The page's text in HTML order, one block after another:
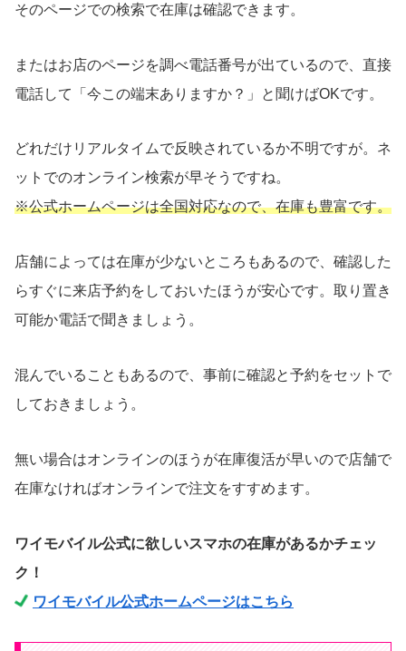
そのページでの検索で在庫は確認できます。
またはお店のページを調べ電話番号が出ているので、直接
電話して「今この端末ありますか？」と聞けばOKです。
どれだけリアルタイムで反映されているか不明ですが。ネ
ットでのオンライン検索が早そうですね。
※公式ホームページは全国対応なので、在庫も豊富です。
店舗によっては在庫が少ないところもあるので、確認した
らすぐに来店予約をしておいたほうが安心です。取り置き
可能か電話で聞きましょう。
混んでいることもあるので、事前に確認と予約をセットで
しておきましょう。
無い場合はオンラインのほうが在庫復活が早いので店舗で
在庫なければオンラインで注文をすすめます。
ワイモバイル公式に欲しいスマホの在庫があるかチェッ
ク！
ワイモバイル公式ホームページはこちら